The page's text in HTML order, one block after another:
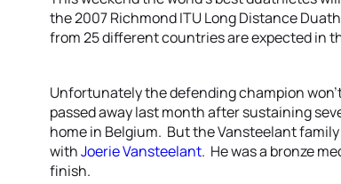
the 2007 Richmond ITU Long Distance
from 25 different countries are expected in
Unfortunately the defending champion
passed away last month after sustaining
home in Belgium. But the Vansteelant
withJoerie Vansteelant. He was a bronze
finish.